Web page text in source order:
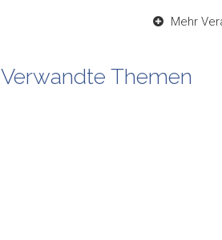
Mehr
Verwandte Themen